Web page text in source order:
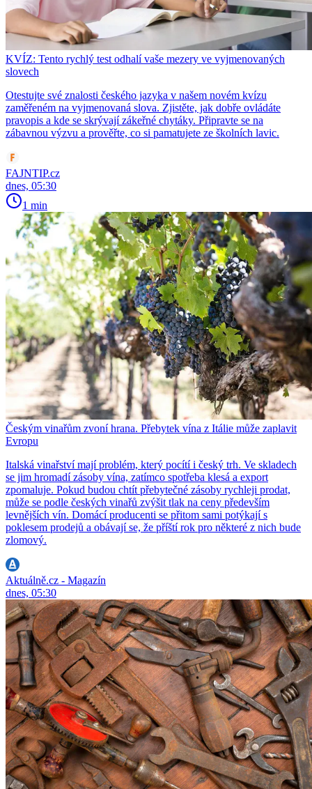
KVÍZ: Tento rychlý test odhalí vaše mezery ve vyjmenovaných
slovech
Otestujte své znalosti českého jazyka v našem novém kvízu
zaměřeném na vyjmenovaná slova. Zjistěte, jak dobře ovládáte
pravopis a kde se skrývají zákeřné chytáky. Připravte se na
zábavnou výzvu a prověřte, co si pamatujete ze školních lavic.
FAJNTIP.cz
dnes, 05:30
1 min
Českým vinařům zvoní hrana. Přebytek vína z Itálie může zaplavit
Evropu
Italská vinařství mají problém, který pocítí i český trh. Ve skladech
se jim hromadí zásoby vína, zatímco spotřeba klesá a export
zpomaluje. Pokud budou chtít přebytečné zásoby rychleji prodat,
může se podle českých vinařů zvýšit tlak na ceny především
levnějších vín. Domácí producenti se přitom sami potýkají s
poklesem prodejů a obávají se, že příští rok pro některé z nich bude
zlomový.
Aktuálně.cz - Magazín
dnes, 05:30